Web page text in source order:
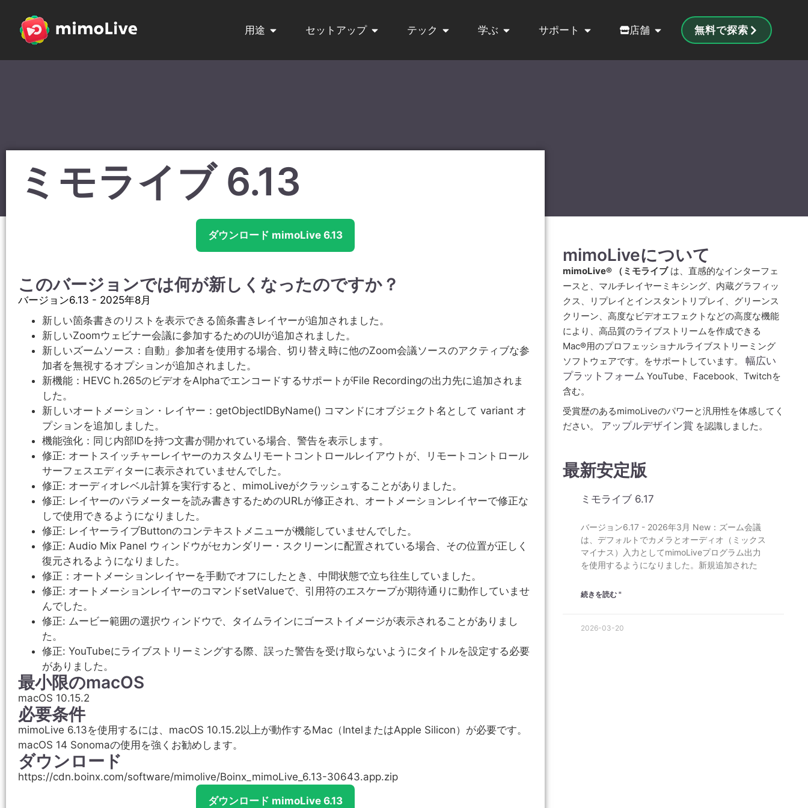
用途 セットアップ テック 学ぶ サポート 店舗 無料で探索
ミモライブ 6.13
ダウンロード mimoLive 6.13
このバージョンでは何が新しくなったのですか？
バージョン6.13 - 2025年8月
新しい箇条書きのリストを表示できる箇条書きレイヤーが追加されました。
新しいZoomウェビナー会議に参加するためのUIが追加されました。
新しいズームソース：自動」参加者を使用する場合、切り替え時に他のZoom会議ソースのアクティブな参
加者を無視するオプションが追加されました。
新機能：HEVC h.265のビデオをAlphaでエンコードするサポートがFile Recordingの出力先に追加されま
した。
新しいオートメーション・レイヤー：getObjectIDByName() コマンドにオブジェクト名として variant オ
プションを追加しました。
機能強化：同じ内部IDを持つ文書が開かれている場合、警告を表示します。
修正: オートスイッチャーレイヤーのカスタムリモートコントロールレイアウトが、リモートコントロール
サーフェスエディターに表示されていませんでした。
修正: オーディオレベル計算を実行すると、mimoLiveがクラッシュすることがありました。
修正: レイヤーのパラメーターを読み書きするためのURLが修正され、オートメーションレイヤーで修正な
しで使用できるようになりました。
修正: レイヤーライブButtonのコンテキストメニューが機能していませんでした。
修正: Audio Mix Panel ウィンドウがセカンダリー・スクリーンに配置されている場合、その位置が正しく
復元されるようになりました。
修正：オートメーションレイヤーを手動でオフにしたとき、中間状態で立ち往生していました。
修正: オートメーションレイヤーのコマンドsetValueで、引用符のエスケープが期待通りに動作していませ
んでした。
修正: ムービー範囲の選択ウィンドウで、タイムラインにゴーストイメージが表示されることがありまし
た。
修正: YouTubeにライブストリーミングする際、誤った警告を受け取らないようにタイトルを設定する必要
がありました。
最小限のmacOS
macOS 10.15.2
必要条件
mimoLive 6.13を使用するには、macOS 10.15.2以上が動作するMac（IntelまたはApple Silicon）が必要です。
macOS 14 Sonomaの使用を強くお勧めします。
ダウンロード
https://cdn.boinx.com/software/mimolive/Boinx_mimoLive_6.13-30643.app.zip
ダウンロード mimoLive 6.13
mimoLiveについて
mimoLive® （ミモライブは、直感的なインターフェ
ースと、マルチレイヤーミキシング、内蔵グラフィッ
クス、リプレイとインスタントリプレイ、グリーンス
クリーン、高度なビデオエフェクトなどの高度な機能
により、高品質のライブストリームを作成できる
Mac®用のプロフェッショナルライブストリーミング
ソフトウェアです。をサポートしています。 幅広い
プラットフォーム YouTube、Facebook、Twitchを
含む。
受賞歴のあるmimoLiveのパワーと汎用性を体感してく
ださい。 アップルデザイン賞 を認識しました。
最新安定版
ミモライブ 6.17
バージョン6.17 - 2026年3月 New：ズーム会議
は、デフォルトでカメラとオーディオ（ミックス
マイナス）入力としてmimoLiveプログラム出力
を使用するようになりました。新規追加された
続きを読む "
2026-03-20